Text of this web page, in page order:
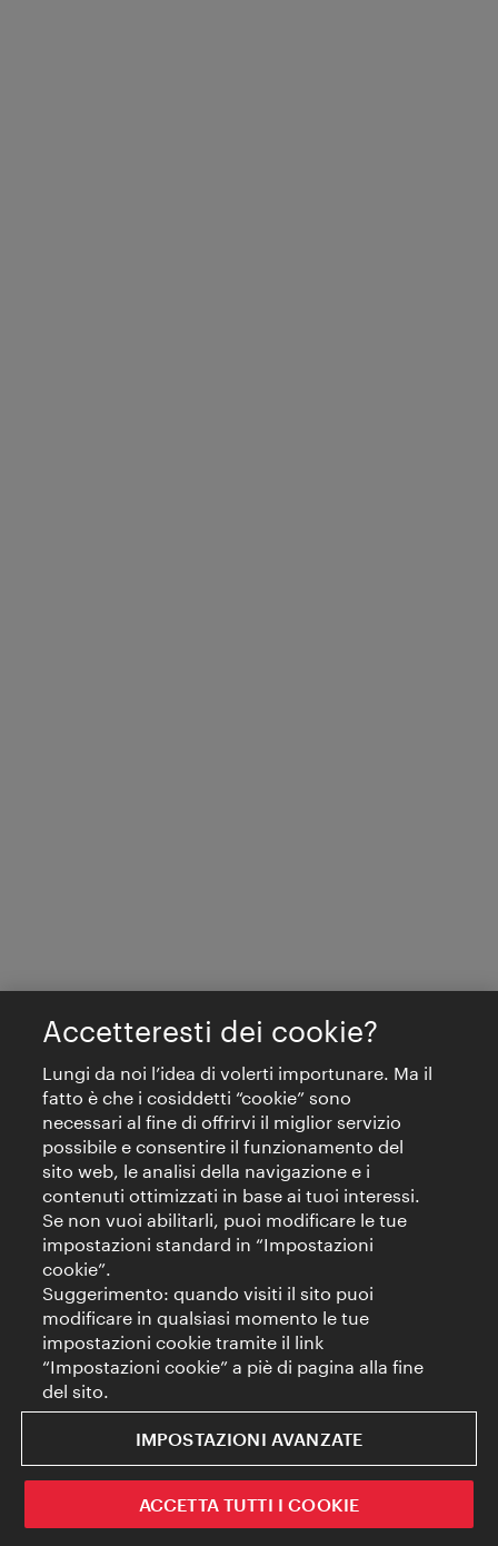
Accetteresti dei cookie?
Lungi da noi l’idea di volerti importunare. Ma il
fatto è che i cosiddetti “cookie” sono
necessari al fine di offrirvi il miglior servizio
possibile e consentire il funzionamento del
sito web, le analisi della navigazione e i
contenuti ottimizzati in base ai tuoi interessi.
Se non vuoi abilitarli, puoi modificare le tue
impostazioni standard in “Impostazioni
cookie”.
Suggerimento: quando visiti il sito puoi
modificare in qualsiasi momento le tue
impostazioni cookie tramite il link
“Impostazioni cookie” a piè di pagina alla fine
del sito.
IMPOSTAZIONI AVANZATE
ACCETTA TUTTI I COOKIE